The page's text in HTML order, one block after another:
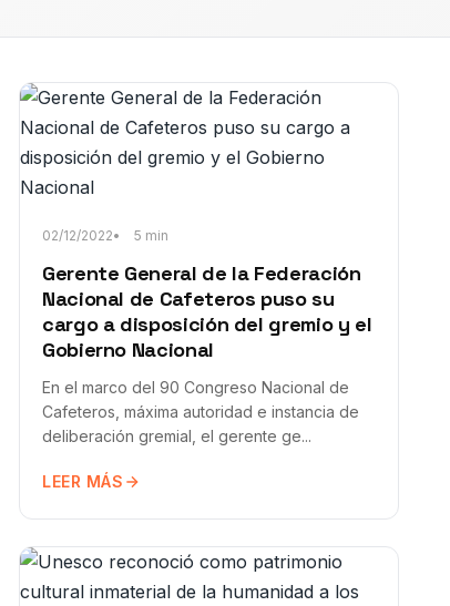
02/12/2022 5 min
Gerente General de la Federación
Nacional de Cafeteros puso su
cargo a disposición del gremio y el
Gobierno Nacional
En el marco del 90 Congreso Nacional de
Cafeteros, máxima autoridad e instancia de
deliberación gremial, el gerente ge...
LEER MÁS